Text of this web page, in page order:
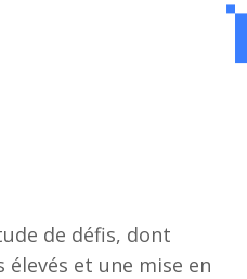
de défis, dont
et une mise en